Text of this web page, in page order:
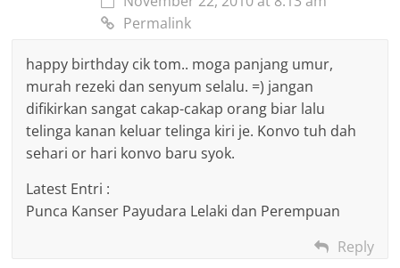
Permalink
happy birthday cik tom.. moga panjang umur,
murah rezeki dan senyum selalu. =) jangan
difikirkan sangat cakap-cakap orang biar lalu
telinga kanan keluar telinga kiri je. Konvo tuh dah
sehari or hari konvo baru syok.
Latest Entri :
Punca Kanser Payudara Lelaki dan Perempuan
Reply